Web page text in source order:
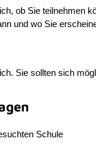
ob Sie teilnehmen
und wo Sie
Sie sollten sich
Schule